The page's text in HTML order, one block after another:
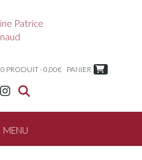
0 PRODUIT - 0,00€ PANIER